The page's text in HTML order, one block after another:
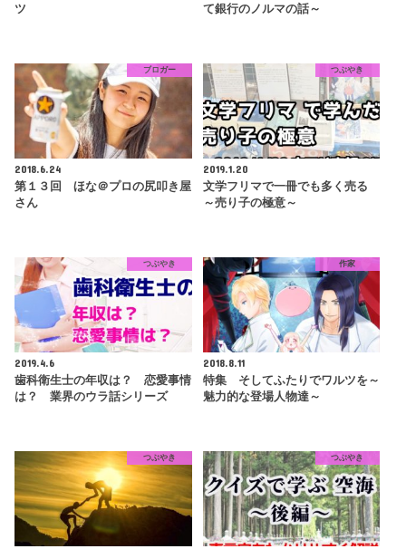
ツ
て銀行のノルマの話～
ブロガー
2018.6.24
第１３回 ほな＠プロの尻叩き屋
さん
つぶやき
2019.1.20
文学フリマで一冊でも多く売る
～売り子の極意～
つぶやき
2019.4.6
歯科衛生士の年収は？ 恋愛事情
は？ 業界のウラ話シリーズ
作家
2018.8.11
特集 そしてふたりでワルツを～
魅力的な登場人物達～
つぶやき つぶやき